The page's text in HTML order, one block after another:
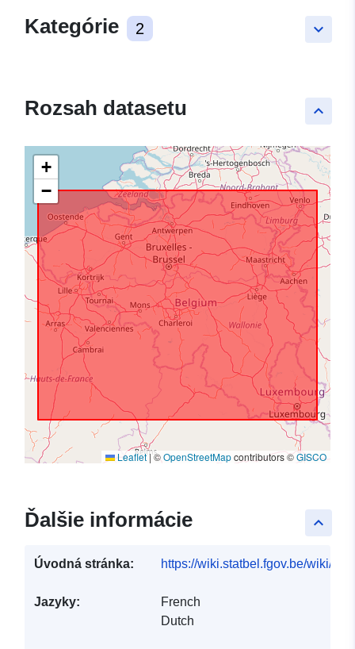
keyboard_arrow_down
Kategórie 2
keyboard_arrow_up
Rozsah datasetu
+
−
Leaflet|©OpenStreetMapcontributors ©GISCO
keyboard_arrow_up
Ďalšie informácie
Úvodná stránka: https://wiki.statbel.fgov.be/wiki/
Jazyky:
French
Dutch